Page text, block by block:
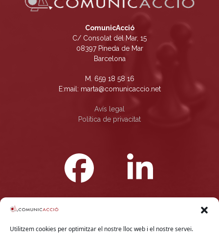
Utilitzem cookies per optimitzar el nostre lloc web i el nostre servei.
ComunicAcció
C/ Consolat del Mar, 15
08397 Pineda de Mar
Barcelona
M. 659 18 58 16
E:mail: marta@comunicaccio.net
Avís legal
Política de privacitat
Facebook